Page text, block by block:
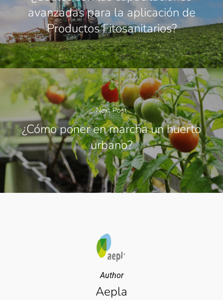
avanzadas para la aplicación de
Productos Fitosanitarios?
Next Post
¿Cómo poner en marcha un huerto
urbano?
Author
Aepla